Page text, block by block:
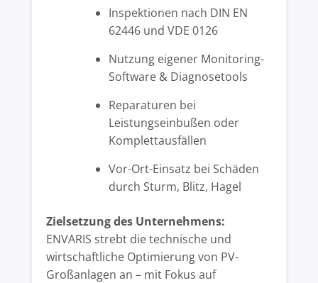
Inspektionen nach DIN EN
62446 und VDE 0126
Nutzung eigener Monitoring-
Software & Diagnosetools
Reparaturen bei
Leistungseinbußen oder
Komplettausfällen
Vor-Ort-Einsatz bei Schäden
durch Sturm, Blitz, Hagel
Zielsetzung des Unternehmens:
ENVARIS strebt die technische und
wirtschaftliche Optimierung von PV-
Großanlagen an – mit Fokus auf